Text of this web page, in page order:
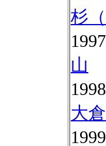
杉
山
大